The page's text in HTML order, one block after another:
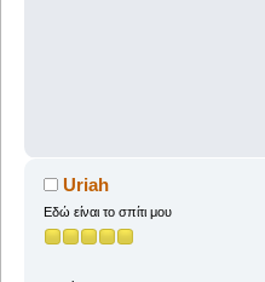
Uriah
Εδώ είναι το σπίτι μου